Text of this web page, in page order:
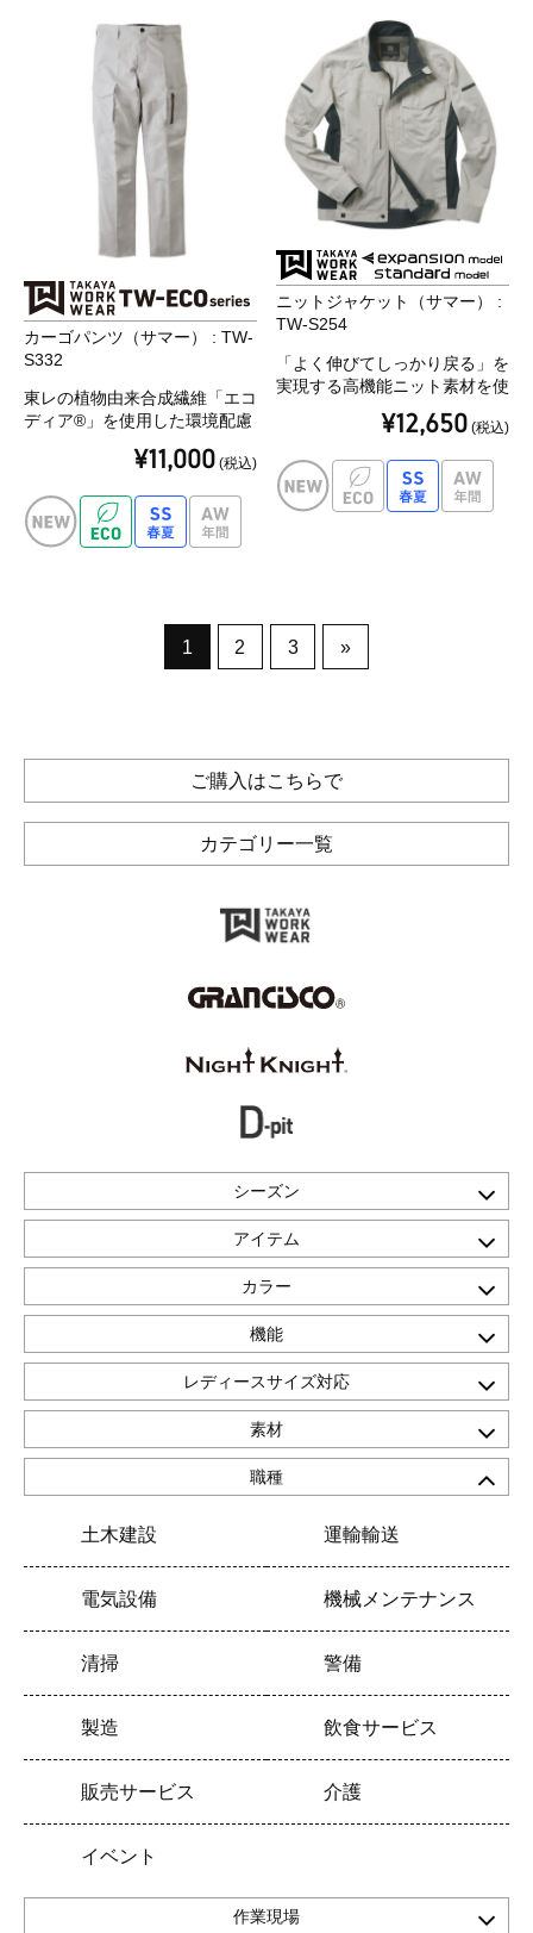
カーゴパンツ（サマー） : TW-
S332
東レの植物由来合成繊維「エコ
ディア®」を使用した環境配慮
「軽い」「伸びる」「動きやす
レ「Lightfix®」を使用
¥11,000 (税込)
ニットジャケット（サマー） :
TW-S254
「よく伸びてしっかり戻る」を
実現する高機能ニット素材を使
用したストレスフリーウェア。
高い通気性と吸汗性も備えたド
¥12,650 (税込)
1 2 3 »
ご購入はこちらで
カテゴリー一覧
シーズン
アイテム
カラー
機能
レディースサイズ対応
素材
職種
土木建設 運輸輸送
電気設備 機械メンテナンス
清掃 警備
製造 飲食サービス
販売サービス 介護
イベント
作業現場